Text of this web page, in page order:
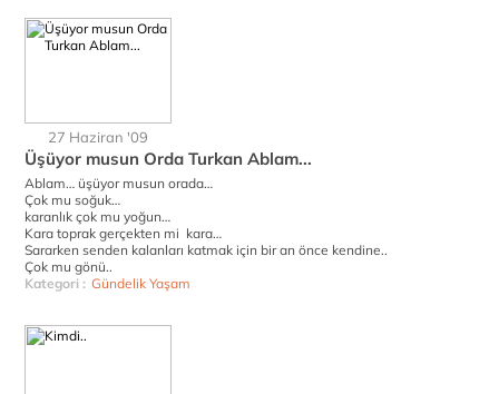
27 Haziran '09
Üşüyor musun Orda Turkan Ablam...
Ablam… üşüyor musun orada…
Çok mu soğuk…
karanlık çok mu yoğun…
Kara toprak gerçekten mi kara…
Sararken senden kalanları katmak için bir an önce kendine..
Çok mu gönü..
Kategori : Gündelik Yaşam